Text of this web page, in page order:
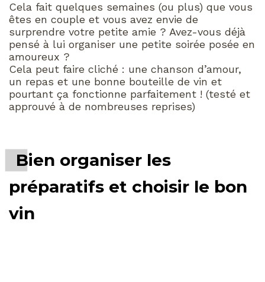
Cela fait quelques semaines (ou plus) que vous
êtes en couple et vous avez envie de
surprendre votre petite amie ? Avez-vous déjà
pensé à lui organiser une petite soirée posée en
amoureux ?
Cela peut faire cliché : une chanson d’amour,
un repas et une bonne bouteille de vin et
pourtant ça fonctionne parfaitement ! (testé et
approuvé à de nombreuses reprises)
Bien organiser les
préparatifs et choisir le bon
vin